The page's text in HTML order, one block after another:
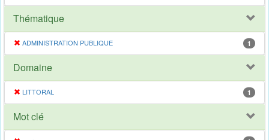
Thématique
ADMINISTRATION PUBLIQUE 1
Domaine
LITTORAL 1
Mot clé